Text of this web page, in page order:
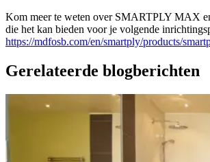
Kom meer te weten over SMARTPLY MAX
die het kan bieden voor je volgende
https://mdfosb.com/en/smartply/products/
Gerelateerde blogberichten